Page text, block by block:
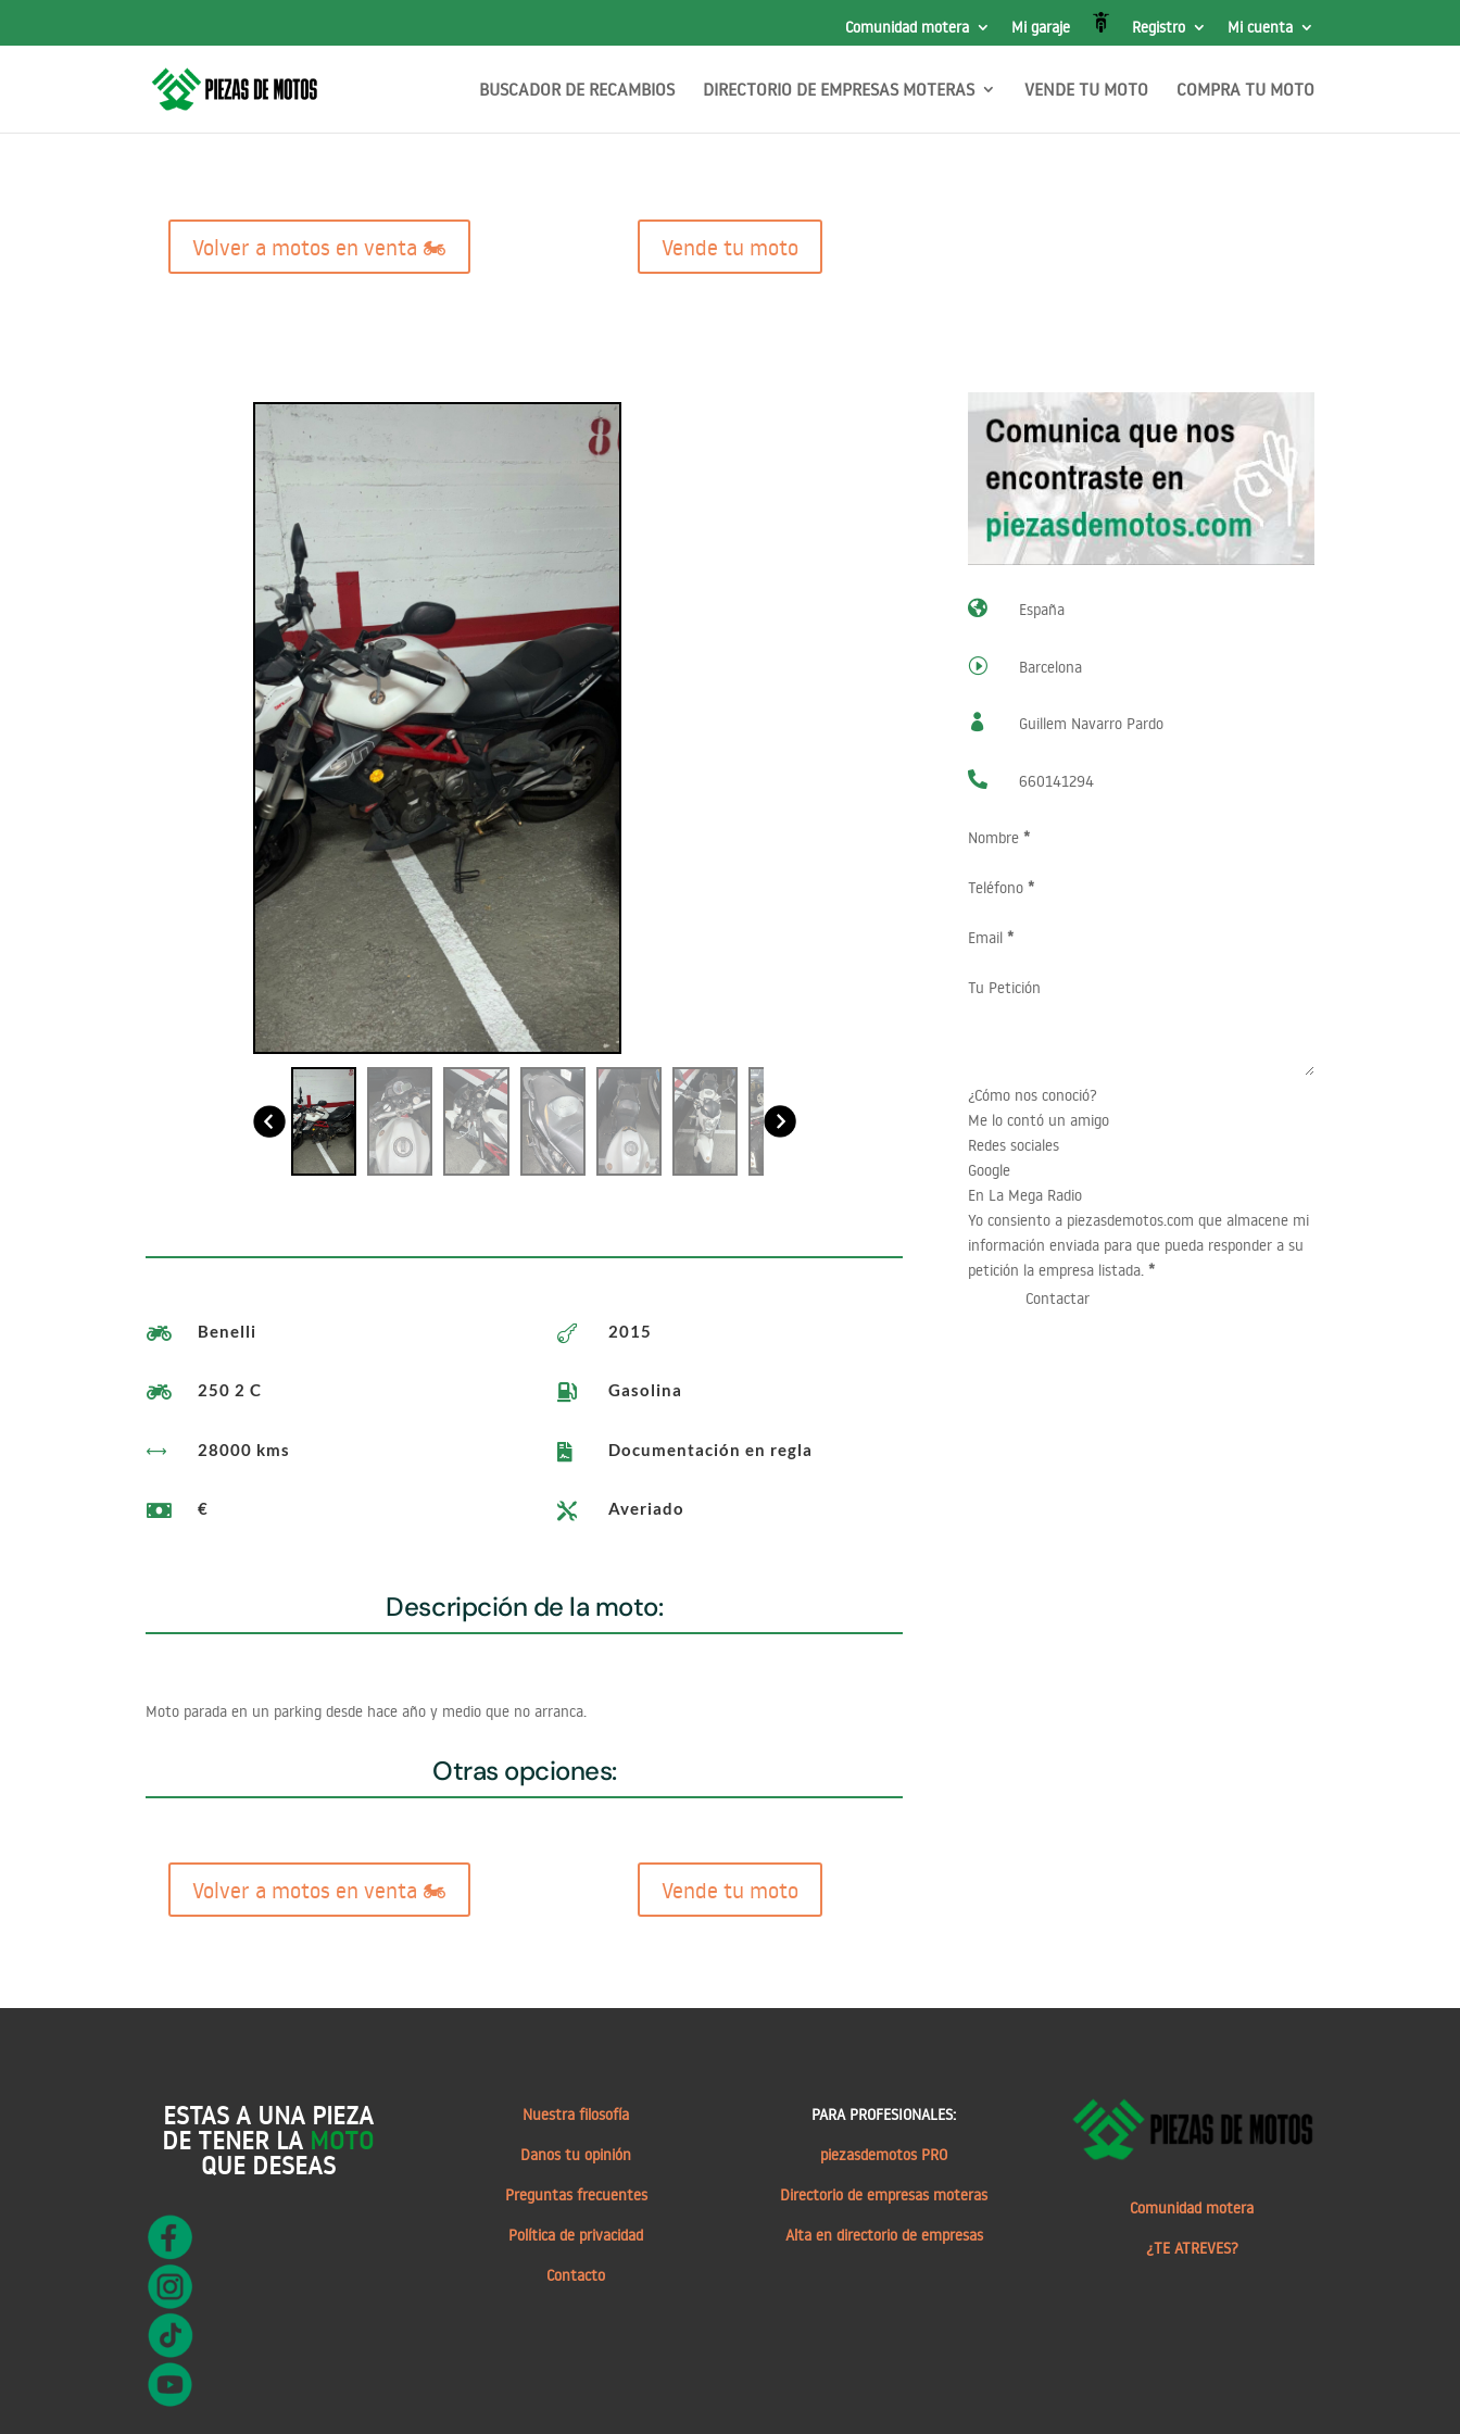
Comunidad motera Mi garaje Registro Mi cuenta
BUSCADOR DE RECAMBIOS DIRECTORIO DE EMPRESAS MOTERAS VENDE TU MOTO COMPRA TU MOTO
Volver a motos en venta 🏍️ Vende tu moto
 Benelli
 250 2 C
, 28000 kms
 €
 2015
 Gasolina
 Documentación en regla
 Averiado
Descripción de la moto:
Moto parada en un parking desde hace año y medio que no arranca.
Otras opciones:
Volver a motos en venta 🏍️ Vende tu moto
 España
I Barcelona
 Guillem Navarro Pardo
 660141294
Nombre *
Teléfono *
Email *
Tu Petición
¿Cómo nos conoció?
Me lo contó un amigo
Redes sociales
Google
En La Mega Radio
Yo consiento a piezasdemotos.com que almacene mi
información enviada para que pueda responder a su
petición la empresa listada. *
Contactar
ESTAS A UNA PIEZA
DE TENER LA MOTO
QUE DESEAS
Nuestra filosofía
Danos tu opinión
Preguntas frecuentes
Política de privacidad
Contacto
PARA PROFESIONALES:
piezasdemotos PRO
Directorio de empresas moteras
Alta en directorio de empresas
Comunidad motera
¿TE ATREVES?